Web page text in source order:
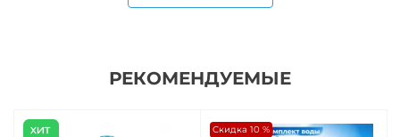
РЕКОМЕНДУЕМЫЕ
Скидка 10 %